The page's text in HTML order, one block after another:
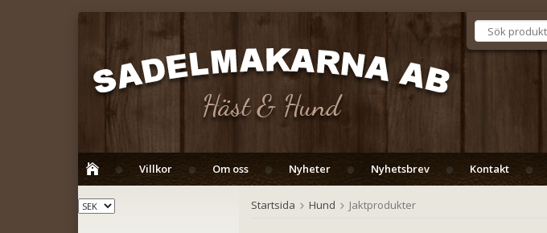
Villkor Om oss Nyheter Nyhetsbrev Kontakt
Startsida Hund Jaktprodukter